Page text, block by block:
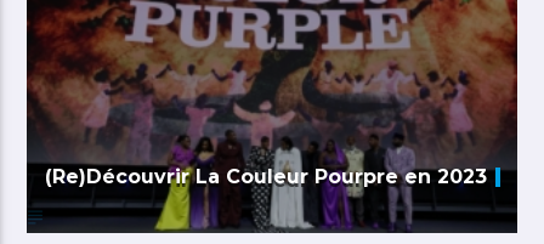
(Re)Découvrir La Couleur Pourpre en 2023